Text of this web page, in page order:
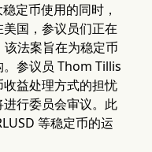
定币使用的同时，
国，参议员们正在
该法案旨在为稳定币
参议员 Thom Tillis
益处理方式的担忧
行委员会审议。此
等稳定币的运